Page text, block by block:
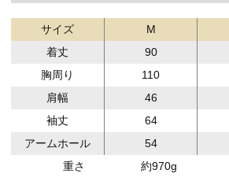
サイズ M
着丈
90
胸周り
110
肩幅
46
袖丈
64
アームホール
54
重さ
約970g